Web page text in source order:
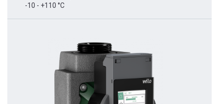
-10 - +110 °C